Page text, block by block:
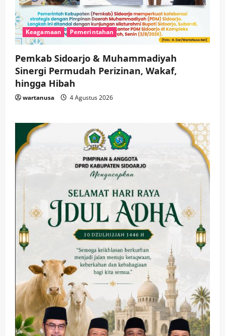
Keagamaan Pemerintahan
Pemkab Sidoarjo & Muhammadiyah
Sinergi Permudah Perizinan, Wakaf,
hingga Hibah
wartanusa 4 Agustus 2026